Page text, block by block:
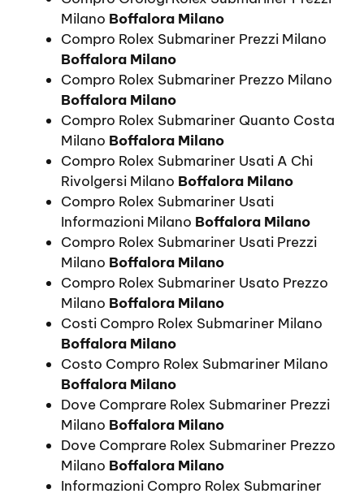
Milano Boffalora Milano
Compro Rolex Submariner Prezzi Milano
Boffalora Milano
Compro Rolex Submariner Prezzo Milano
Boffalora Milano
Compro Rolex Submariner Quanto Costa
Milano Boffalora Milano
Compro Rolex Submariner Usati A Chi
Rivolgersi Milano Boffalora Milano
Compro Rolex Submariner Usati
Informazioni Milano Boffalora Milano
Compro Rolex Submariner Usati Prezzi
Milano Boffalora Milano
Compro Rolex Submariner Usato Prezzo
Milano Boffalora Milano
Costi Compro Rolex Submariner Milano
Boffalora Milano
Costo Compro Rolex Submariner Milano
Boffalora Milano
Dove Comprare Rolex Submariner Prezzi
Milano Boffalora Milano
Dove Comprare Rolex Submariner Prezzo
Milano Boffalora Milano
Informazioni Compro Rolex Submariner